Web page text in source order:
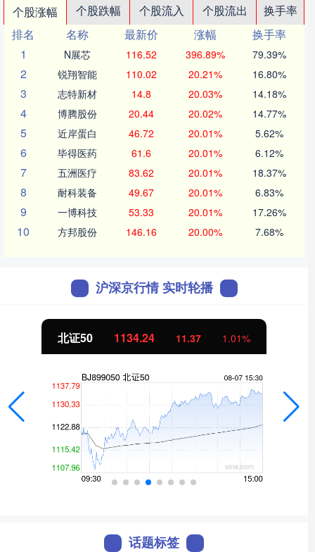
个股涨幅 个股跌幅 个股流入 个股流出
换手率
排名
名称 最新价 涨幅
换手率
1
N展芯 116.52 396.89% 79.39%
2 锐翔智能 110.02 20.21% 16.80%
3 志特新材 14.8 20.03% 14.18%
4 博腾股份 20.44 20.02% 14.77%
5 近岸蛋白 46.72 20.01% 5.62%
6 毕得医药 61.6 20.01% 6.12%
7 五洲医疗 83.62 20.01% 18.37%
8 耐科装备 49.67 20.01% 6.83%
9 一博科技 53.33 20.01% 17.26%
10 方邦股份 146.16 20.00% 7.68%
沪深京行情 实时轮播
北证50 1134.24 11.37 1.01%
话题标签